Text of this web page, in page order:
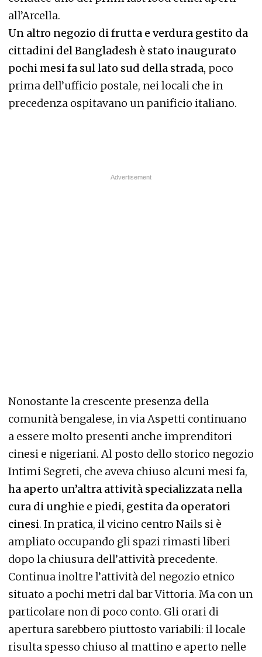
all’Arcella.
Un altro negozio di frutta e verdura gestito da
cittadini del Bangladesh è stato inaugurato
pochi mesi fa sul lato sud della strada, poco
prima dell’ufficio postale, nei locali che in
precedenza ospitavano un panificio italiano.
Nonostante la crescente presenza della
comunità bengalese, in via Aspetti continuano
a essere molto presenti anche imprenditori
cinesi e nigeriani. Al posto dello storico negozio
Intimi Segreti, che aveva chiuso alcuni mesi fa,
ha aperto un’altra attività specializzata nella
cura di unghie e piedi, gestita da operatori
cinesi. In pratica, il vicino centro Nails si è
ampliato occupando gli spazi rimasti liberi
dopo la chiusura dell’attività precedente.
Continua inoltre l’attività del negozio etnico
situato a pochi metri dal bar Vittoria. Ma con un
particolare non di poco conto. Gli orari di
apertura sarebbero piuttosto variabili: il locale
risulta spesso chiuso al mattino e aperto nelle